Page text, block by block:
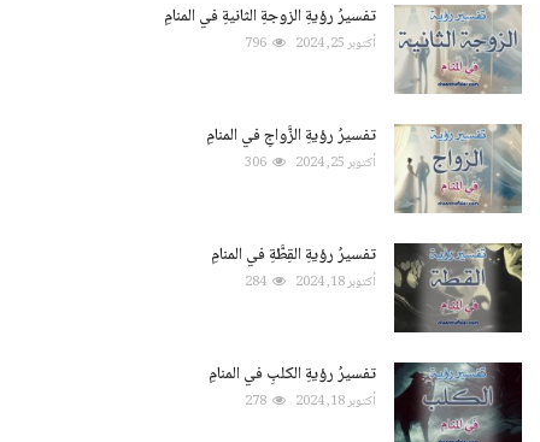
تفسيرُ رؤيةِ الزوجةِ الثانيةِ في المنامِ
أكتوبر 25, 2024 796
تفسيرُ رؤيةِ الزَّواجِ في المنامِ
أكتوبر 25, 2024 306
تفسيرُ رؤيةِ القِطَّةِ في المنامِ
أكتوبر 18, 2024 284
تفسيرُ رؤيةِ الكلبِ في المنامِ
أكتوبر 18, 2024 278